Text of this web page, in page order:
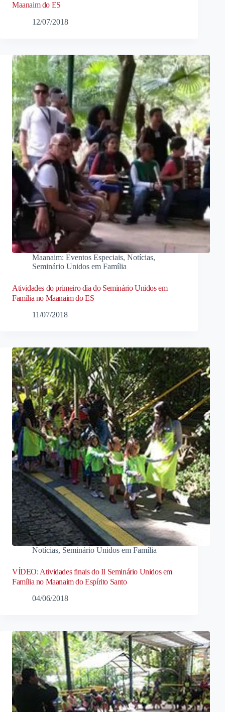
Maanaim do ES
12/07/2018
Maanaim: Eventos Especiais, Notícias,
Seminário Unidos em Família
Atividades do primeiro dia do Seminário Unidos em
Família no Maanaim do ES
11/07/2018
Notícias, Seminário Unidos em Família
VÍDEO: Atividades finais do II Seminário Unidos em
Família no Maanaim do Espírito Santo
04/06/2018